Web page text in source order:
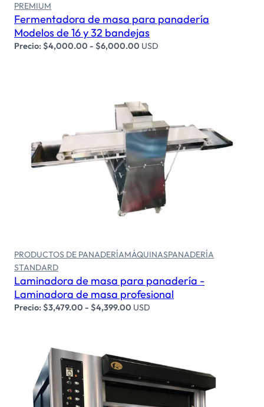
PREMIUM
Fermentadora de masa para panadería
Modelos de 16 y 32 bandejas
Precio:$4,000.00 - $6,000.00 USD
Seleccionar opciones
PRODUCTOS DE PANADERÍAMÁQUINASPANADERÍA
STANDARD
Laminadora de masa para panadería -
Laminadora de masa profesional
Precio:$3,479.00 - $4,399.00 USD